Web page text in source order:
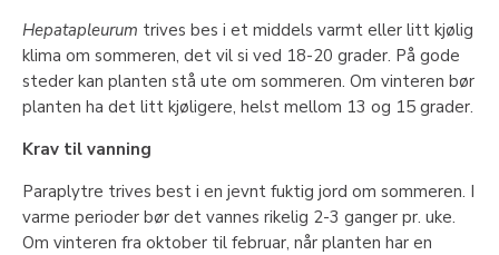
Hepatapleurum trives bes i et middels varmt eller litt kjølig
klima om sommeren, det vil si ved 18-20 grader. På gode
steder kan planten stå ute om sommeren. Om vinteren bør
planten ha det litt kjøligere, helst mellom 13 og 15 grader.
Krav til vanning
Paraplytre trives best i en jevnt fuktig jord om sommeren. I
varme perioder bør det vannes rikelig 2-3 ganger pr. uke.
Om vinteren fra oktober til februar, når planten har en